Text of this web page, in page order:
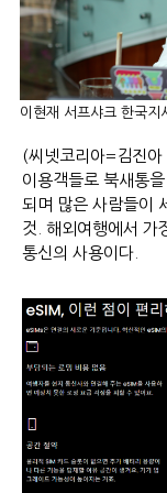
이현재 서프샤크 한국지
(씨넷코리아=김진아
이용객들로 북새통
되며 많은 사람들이
것. 해외여행에서 가
통신의 사용이다.